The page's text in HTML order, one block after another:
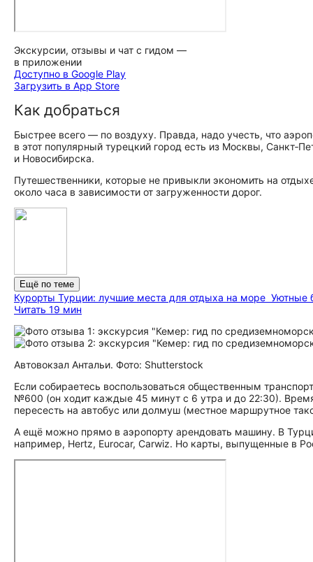
Экскурсии, отзывы и чат с гидом —
в приложении
Доступно в Google Play
Загрузить в App Store
Как добраться
Быстрее всего — по воздуху. Правда, надо учесть, что
в этот популярный турецкий город есть из Москвы,
и Новосибирска.
Путешественники, которые не привыкли экономить на
около часа в зависимости от загруженности дорог.
Ещё по теме
Курорты Турции: лучшие места для отдыха на море Уютные
Читать 19 мин
Автовокзал Антальи. Фото: Shutterstock
Если собираетесь воспользоваться общественным
№600 (он ходит каждыe 45 минут с 6 утра и до 22:30).
пересесть на автобус или долмуш (местное маршрутное
А ещё можно прямо в аэропорту арендовать машину. В
например, Hertz, Eurocar, Carwiz. Но карты, выпущенные в